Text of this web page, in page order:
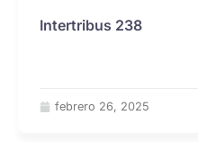
Intertribus 238
febrero 26, 2025